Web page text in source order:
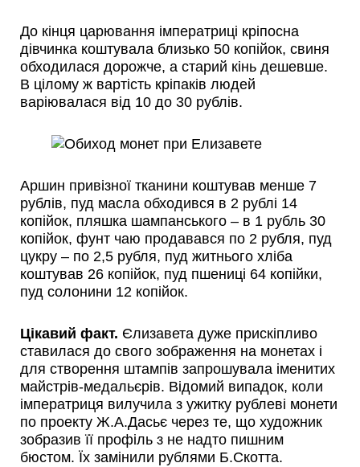
До кінця царювання імператриці кріпосна
дівчинка коштувала близько 50 копійок, свиня
обходилася дорожче, а старий кінь дешевше.
В цілому ж вартість кріпаків людей
варіювалася від 10 до 30 рублів.
Аршин привізної тканини коштував менше 7
рублів, пуд масла обходився в 2 рублі 14
копійок, пляшка шампанського – в 1 рубль 30
копійок, фунт чаю продавався по 2 рубля, пуд
цукру – по 2,5 рубля, пуд житнього хліба
коштував 26 копійок, пуд пшениці 64 копійки,
пуд солонини 12 копійок.
Цікавий факт. Єлизавета дуже прискіпливо
ставилася до свого зображення на монетах і
для створення штампів запрошувала іменитих
майстрів-медальєрів. Відомий випадок, коли
імператриця вилучила з ужитку рублеві монети
по проекту Ж.А.Дасьє через те, що художник
зобразив її профіль з не надто пишним
бюстом. Їх замінили рублями Б.Скотта.